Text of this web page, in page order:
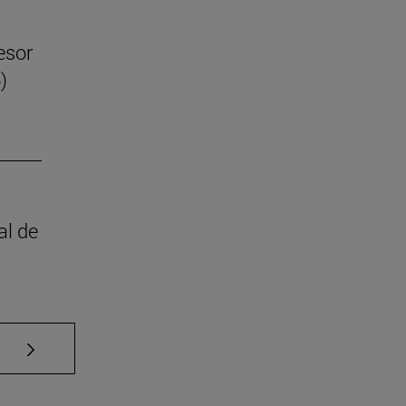
de
TAB para desplazarse.